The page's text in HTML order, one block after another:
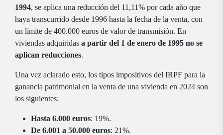
1994, se aplica una reducción del 11,11% por cada año que
haya transcurrido desde 1996 hasta la fecha de la venta, con
un límite de 400.000 euros de valor de transmisión. En
viviendas adquiridas a partir del 1 de enero de 1995 no se
aplican reducciones.
Una vez aclarado esto, los tipos impositivos del IRPF para la
ganancia patrimonial en la venta de una vivienda en 2024 son
los siguientes:
Hasta 6.000 euros: 19%.
De 6.001 a 50.000 euros: 21%.